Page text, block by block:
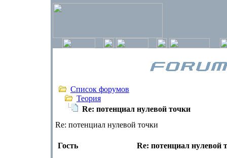
Список форумов
Теория
Re: потенциал нулевой точки
Re: потенциал нулевой точки
Гость Re: потенциал нулевой